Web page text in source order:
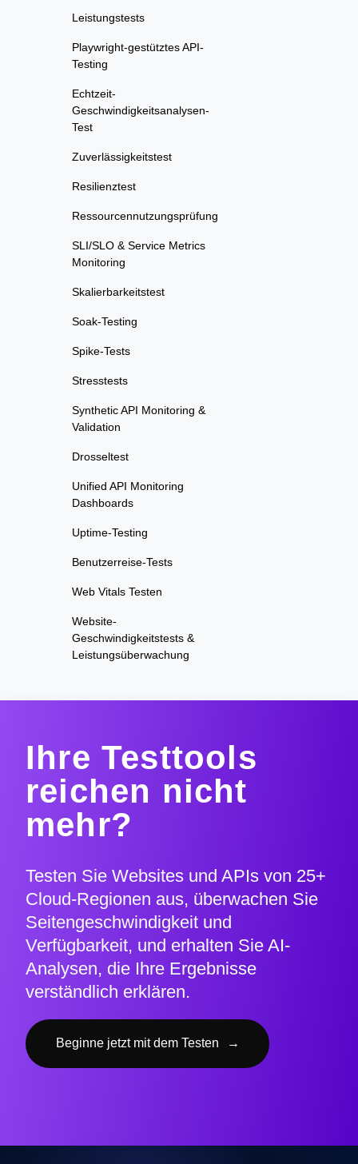
Leistungstests
Playwright-gestütztes API-
Testing
Echtzeit-
Geschwindigkeitsanalysen-
Test
Zuverlässigkeitstest
Resilienztest
Ressourcennutzungsprüfung
SLI/SLO & Service Metrics
Monitoring
Skalierbarkeitstest
Soak-Testing
Spike-Tests
Stresstests
Synthetic API Monitoring &
Validation
Drosseltest
Unified API Monitoring
Dashboards
Uptime-Testing
Benutzerreise-Tests
Web Vitals Testen
Website-
Geschwindigkeitstests &
Leistungsüberwachung
Ihre Testtools
reichen nicht
mehr?
Testen Sie Websites und APIs von 25+
Cloud-Regionen aus, überwachen Sie
Seitengeschwindigkeit und
Verfügbarkeit, und erhalten Sie AI-
Analysen, die Ihre Ergebnisse
verständlich erklären.
Beginne jetzt mit dem Testen →